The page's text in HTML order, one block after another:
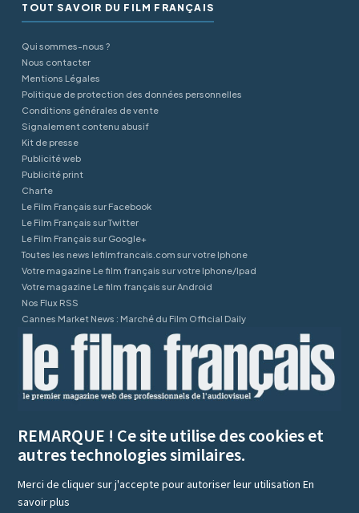
TOUT SAVOIR DU FILM FRANÇAIS
Qui sommes-nous ?
Nous contacter
Mentions Légales
Politique de protection des données personnelles
Conditions générales de vente
Signalement contenu abusif
Kit de presse
Publicité web
Publicité print
Charte
Le Film Français sur Facebook
Le Film Français sur Twitter
Le Film Français sur Google+
Toutes les news lefilmfrancais.com sur votre Iphone
Votre magazine Le film français sur votre Iphone/Ipad
Votre magazine Le film français sur Android
Nos Flux RSS
Cannes Market News : Marché du Film Official Daily
REMARQUE ! Ce site utilise des cookies et
autres technologies similaires.
Merci de cliquer sur j'accepte pour autoriser leur utilisationEn
savoir plus